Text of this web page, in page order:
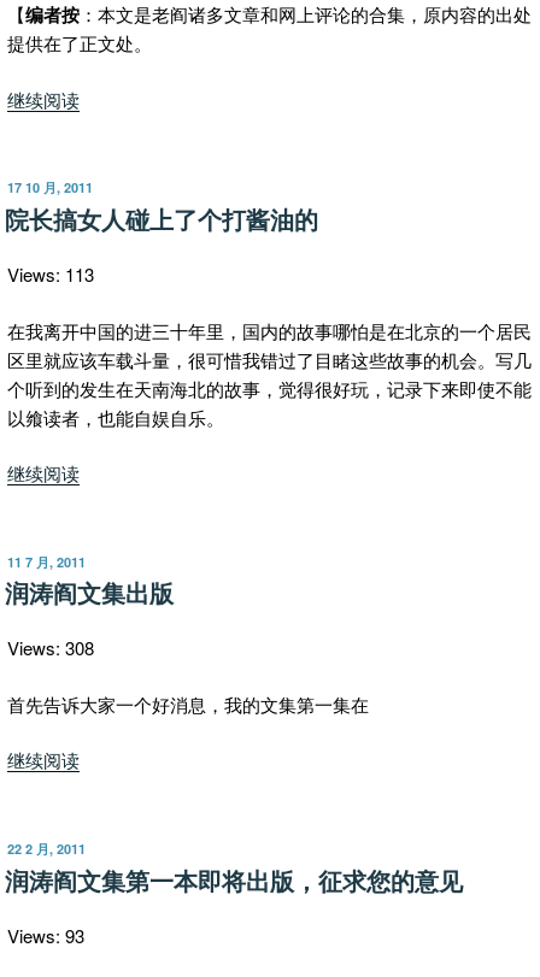
【编者按 ：本文是老阎诸多文章和网上评论的合集，原内容的出处
提供在了正文处。
继续阅读“老
析
《红
梦》”
发
布
于
17 10 月, 2011
院长搞女人碰上了个打酱油的
Views: 113
在我离开中国的进三十年里，国内的故事哪怕是在北京的一个居民
区里就应该车载斗量，很可惜我错过了目睹这些故事的机会。写几
个听到的发生在天南海北的故事，觉得很好玩，记录下来即使不能
以飨读者，也能自娱自乐。
继续阅读“院
女
人
上
个
酱
发
布
于
11 7 月, 2011
润涛阎文集出版
Views: 308
首先告诉大家一个好消息，我的文集第一集在
继续阅读“润
文
集
版”
发
布
于
22 2 月, 2011
润涛阎文集第一本即将出版，征求您的意见
Views: 93